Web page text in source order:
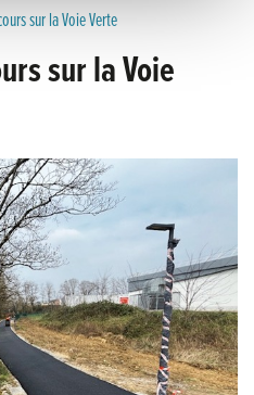
(STEP) de Trenal
2026
première au Cinéma 4C !
2025
sur la Voie Verte
sur la Voie